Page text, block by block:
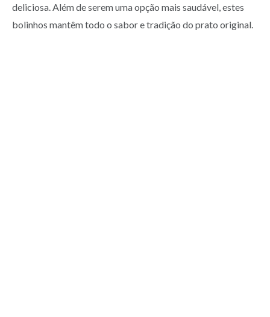
deliciosa. Além de serem uma opção mais saudável, estes
bolinhos mantêm todo o sabor e tradição do prato original.